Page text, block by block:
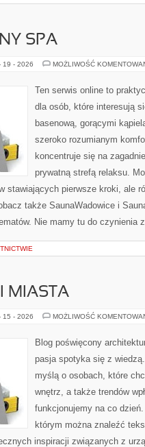
SPA
19 - 2026 MOŻLIWOŚĆ
Ten serwis online to
dla osób, które interesują
basenową, gorącymi
szeroko rozumianym
koncentruje się na
prywatną strefą relaksu.
stawiających pierwsze kroki, ale
także SaunaWadowice i
Nie mamy tu do czynienia
MIASTA
15 - 2026 MOŻLIWOŚĆ
Blog poświęcony
pasja spotyka się z
myślą o osobach, które
wnętrz, a także trendów
funkcjonujemy na co
którym można znaleźć
inspiracji związanych z